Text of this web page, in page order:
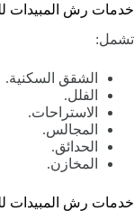
خدمات رش المبيدات
تشمل:
الشقق السكنية.
الفلل.
الاستراحات.
المجالس.
الحدائق.
المخازن.
خدمات رش المبيدات